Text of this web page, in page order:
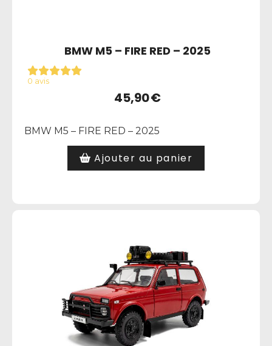
BMW M5 – FIRE RED – 2025
0 avis
45,90€
BMW M5 – FIRE RED – 2025
Ajouter au panier